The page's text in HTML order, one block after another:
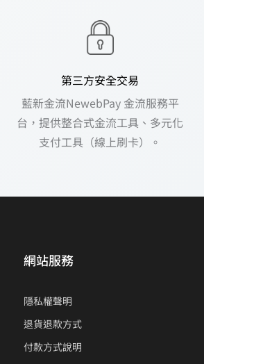
第三方安全交易
藍新金流NewebPay 金流服務平
台，提供整合式金流工具、多元化
支付工具（線上刷卡）。
網站服務
隱私權聲明
退貨退款方式
付款方式說明